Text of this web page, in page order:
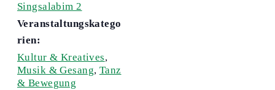
Singsalabim 2
Veranstaltungskatego
rien:
Kultur & Kreatives,
Musik & Gesang, Tanz
& Bewegung